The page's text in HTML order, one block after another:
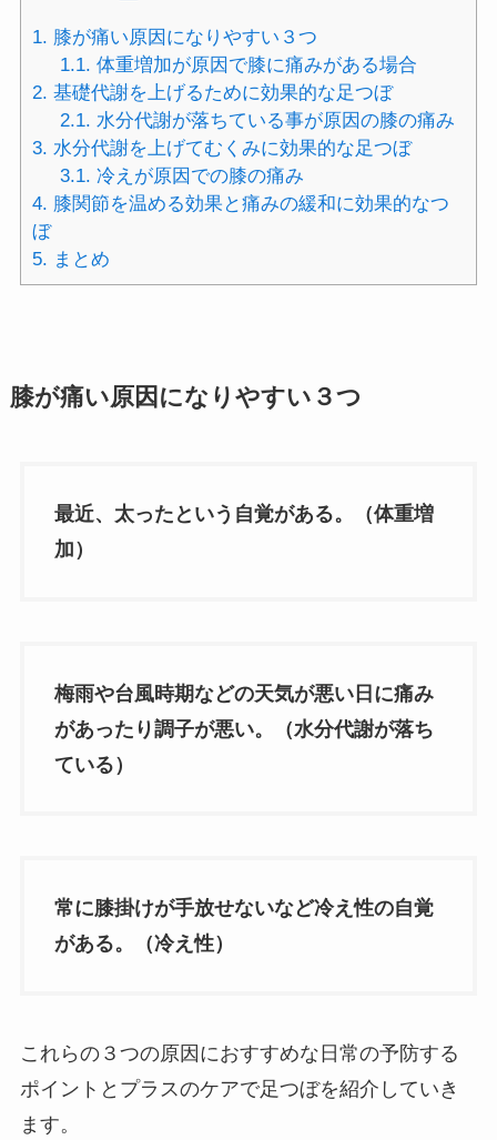
1. 膝が痛い原因になりやすい３つ
1.1. 体重増加が原因で膝に痛みがある場合
2. 基礎代謝を上げるために効果的な足つぼ
2.1. 水分代謝が落ちている事が原因の膝の痛み
3. 水分代謝を上げてむくみに効果的な足つぼ
3.1. 冷えが原因での膝の痛み
4. 膝関節を温める効果と痛みの緩和に効果的なつ
ぼ
5. まとめ
膝が痛い原因になりやすい３つ
最近、太ったという自覚がある。（体重増
加）
梅雨や台風時期などの天気が悪い日に痛み
があったり調子が悪い。（水分代謝が落ち
ている）
常に膝掛けが手放せないなど冷え性の自覚
がある。（冷え性）
これらの３つの原因におすすめな日常の予防する
ポイントとプラスのケアで足つぼを紹介していき
ます。